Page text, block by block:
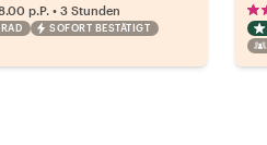
p.P. •3 Stunden
SOFORT BESTÄTIGT